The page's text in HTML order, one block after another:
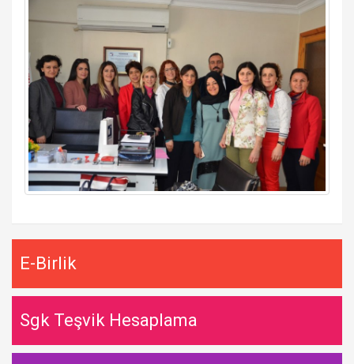
E-Birlik
Sgk Teşvik Hesaplama